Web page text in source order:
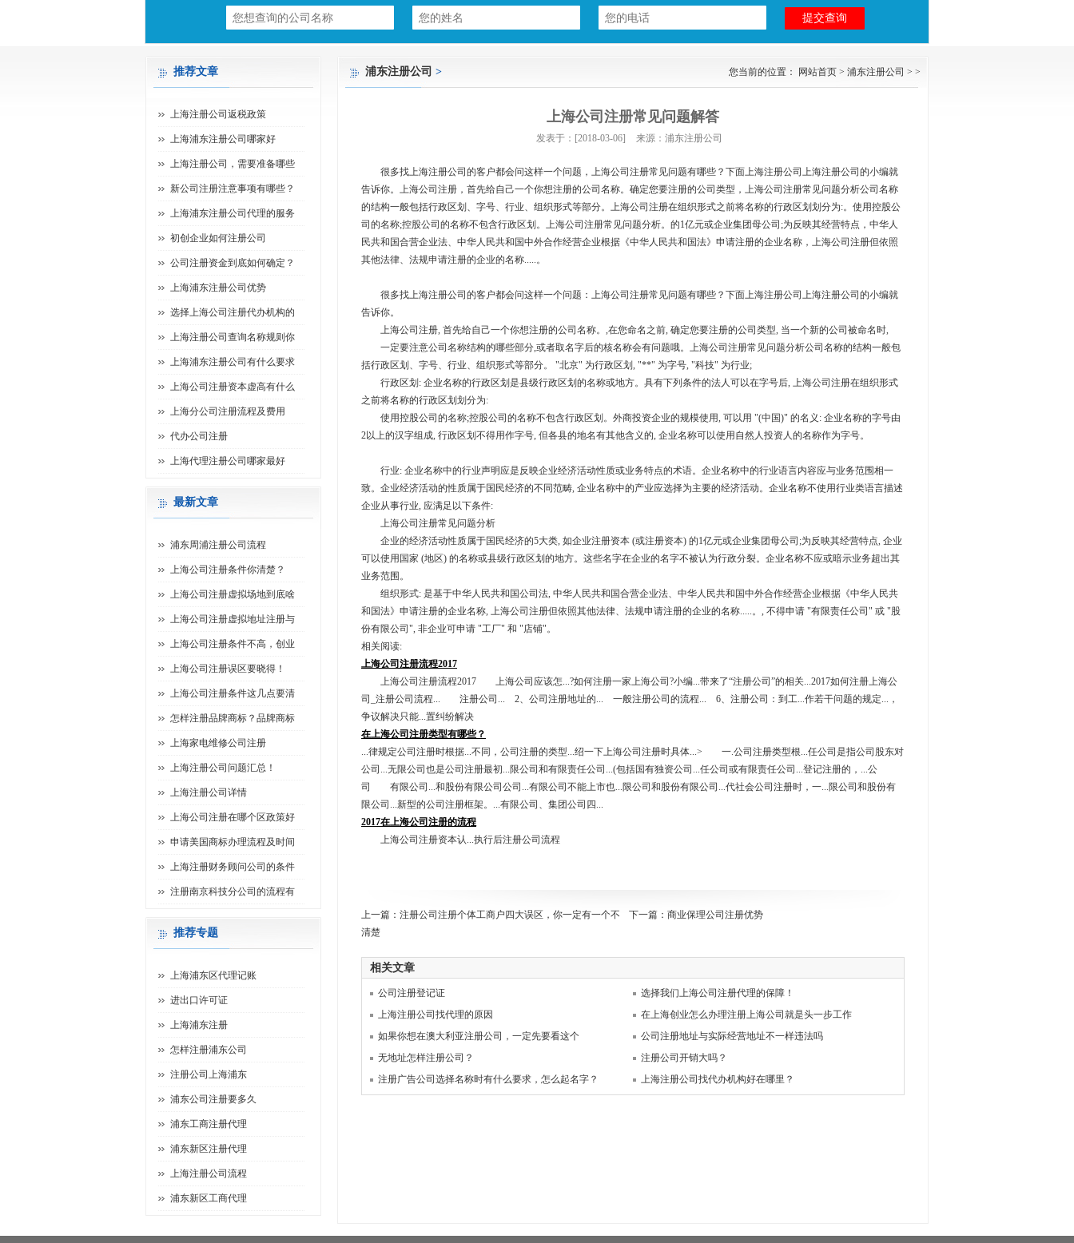
浦东注册公司 > 您当前的位置： 网站首页 > 浦东注册公司 > >
上海公司注册常见问题解答
发表于：[2018-03-06] 来源：浦东注册公司
很多找上海注册公司的客户都会问这样一个问题，上海公司注册常见问题有哪些？下面上海注册公司上海注册公司的小编就
告诉你。上海公司注册，首先给自己一个你想注册的公司名称。确定您要注册的公司类型，上海公司注册常见问题分析公司名称
的结构一般包括行政区划、字号、行业、组织形式等部分。上海公司注册在组织形式之前将名称的行政区划划分为:。使用控股公
司的名称;控股公司的名称不包含行政区划。上海公司注册常见问题分析。的1亿元或企业集团母公司;为反映其经营特点，中华人
民共和国合营企业法、中华人民共和国中外合作经营企业根据《中华人民共和国法》申请注册的企业名称，上海公司注册但依照
其他法律、法规申请注册的企业的名称.....。
很多找上海注册公司的客户都会问这样一个问题：上海公司注册常见问题有哪些？下面上海注册公司上海注册公司的小编就
告诉你。
上海公司注册, 首先给自己一个你想注册的公司名称。,在您命名之前, 确定您要注册的公司类型, 当一个新的公司被命名时,
一定要注意公司名称结构的哪些部分,或者取名字后的核名称会有问题哦。上海公司注册常见问题分析公司名称的结构一般包
括行政区划、字号、行业、组织形式等部分。 "北京" 为行政区划, "**" 为字号, "科技" 为行业;
行政区划: 企业名称的行政区划是县级行政区划的名称或地方。具有下列条件的法人可以在字号后, 上海公司注册在组织形式
之前将名称的行政区划划分为:
使用控股公司的名称;控股公司的名称不包含行政区划。外商投资企业的规模使用, 可以用 "(中国)" 的名义: 企业名称的字号由
2以上的汉字组成, 行政区划不得用作字号, 但各县的地名有其他含义的, 企业名称可以使用自然人投资人的名称作为字号。
行业: 企业名称中的行业声明应是反映企业经济活动性质或业务特点的术语。企业名称中的行业语言内容应与业务范围相一
致。企业经济活动的性质属于国民经济的不同范畴, 企业名称中的产业应选择为主要的经济活动。企业名称不使用行业类语言描述
企业从事行业, 应满足以下条件:
上海公司注册常见问题分析
企业的经济活动性质属于国民经济的5大类, 如企业注册资本 (或注册资本) 的1亿元或企业集团母公司;为反映其经营特点, 企业
可以使用国家 (地区) 的名称或县级行政区划的地方。这些名字在企业的名字不被认为行政分裂。企业名称不应或暗示业务超出其
业务范围。
组织形式: 是基于中华人民共和国公司法, 中华人民共和国合营企业法、中华人民共和国中外合作经营企业根据《中华人民共
和国法》申请注册的企业名称, 上海公司注册但依照其他法律、法规申请注册的企业的名称.....。, 不得申请 "有限责任公司" 或 "股
份有限公司", 非企业可申请 "工厂" 和 "店铺"。
相关阅读:
上海公司注册流程2017
上海公司注册流程2017 上海公司应该怎...?如何注册一家上海公司?小编...带来了“注册公司”的相关...2017如何注册上海公
司_注册公司流程... 注册公司... 2、公司注册地址的... 一般注册公司的流程... 6、注册公司：到工...作若干问题的规定...，
争议解决只能...置纠纷解决
在上海公司注册类型有哪些？
...律规定公司注册时根据...不同，公司注册的类型...绍一下上海公司注册时具体...> 一.公司注册类型根...任公司是指公司股东对
公司...无限公司也是公司注册最初...限公司和有限责任公司...(包括国有独资公司...任公司或有限责任公司...登记注册的，...公
司 有限公司...和股份有限公司公司...有限公司不能上市也...限公司和股份有限公司...代社会公司注册时，一...限公司和股份有
限公司...新型的公司注册框架。...有限公司、集团公司四...
2017在上海公司注册的流程
上海公司注册资本认...执行后注册公司流程
上一篇： 注册公司注册个体工商户四大误区，你一定有一个不
清楚
下一篇： 商业保理公司注册优势
相关文章
公司注册登记证
选择我们上海公司注册代理的保障！
上海注册公司找代理的原因
在上海创业怎么办理注册上海公司就是头一步工作
如果你想在澳大利亚注册公司，一定先要看这个
公司注册地址与实际经营地址不一样违法吗
无地址怎样注册公司？
注册公司开销大吗？
注册广告公司选择名称时有什么要求，怎么起名字？
上海注册公司找代办机构好在哪里？
推荐文章
上海注册公司返税政策
上海浦东注册公司哪家好
上海注册公司，需要准备哪些
新公司注册注意事项有哪些？
上海浦东注册公司代理的服务
初创企业如何注册公司
公司注册资金到底如何确定？
上海浦东注册公司优势
选择上海公司注册代办机构的
上海注册公司查询名称规则你
上海浦东注册公司有什么要求
上海公司注册资本虚高有什么
上海分公司注册流程及费用
代办公司注册
上海代理注册公司哪家最好
最新文章
浦东周浦注册公司流程
上海公司注册条件你清楚？
上海公司注册虚拟场地到底啥
上海公司注册虚拟地址注册与
上海公司注册条件不高，创业
上海公司注册误区要晓得！
上海公司注册条件这几点要清
怎样注册品牌商标？品牌商标
上海家电维修公司注册
上海注册公司问题汇总！
上海注册公司详情
上海公司注册在哪个区政策好
申请美国商标办理流程及时间
上海注册财务顾问公司的条件
注册南京科技分公司的流程有
推荐专题
上海浦东区代理记账
进出口许可证
上海浦东注册
怎样注册浦东公司
注册公司上海浦东
浦东公司注册要多久
浦东工商注册代理
浦东新区注册代理
上海注册公司流程
浦东新区工商代理